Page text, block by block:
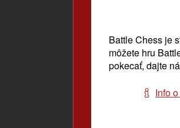
Battle Chess je
môžete hru
pokecať, dajte
Info